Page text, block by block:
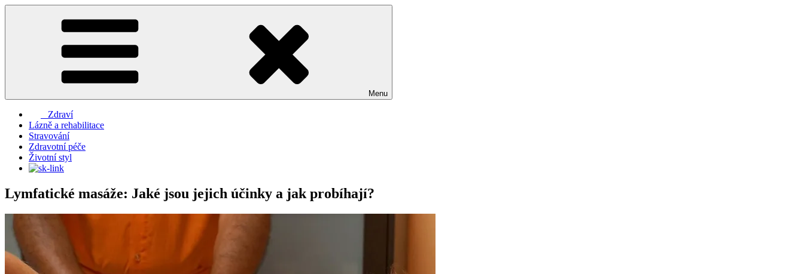
Přejít
Menu
Zdraví
Lázně a rehabilitace
Stravování
Zdravotní péče
Životní styl
Lymfatické masáže: Jaké jsou jejich účinky a jak probíhají?